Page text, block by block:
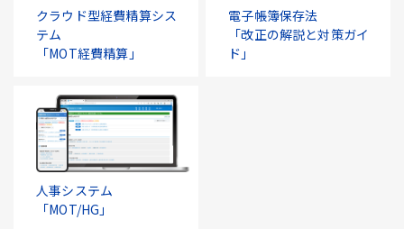
クラウド型経費精算シス
テム
「MOT経費精算」
電子帳簿保存法
「改正の解説と対策ガイ
ド」
人事システム
「MOT/HG」